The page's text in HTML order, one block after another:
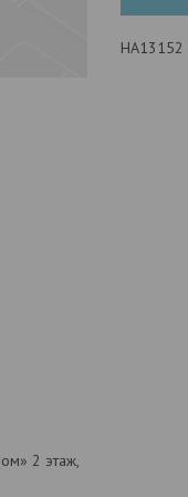
2 этаж,
HA13152